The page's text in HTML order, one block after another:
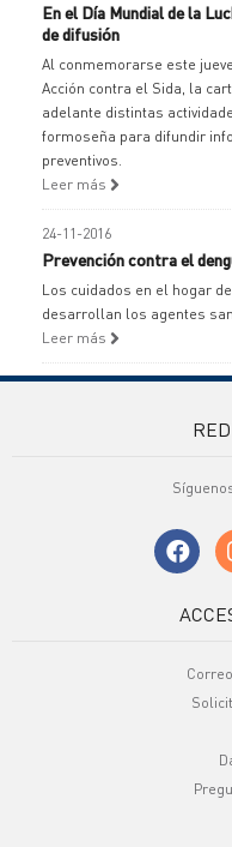
En el Día Mundial de la
de difusión
Al conmemorarse este
Acción contra el Sida, la
adelante distintas
formoseña para difundir
preventivos.
Leer más
24-11-2016
Prevención contra el
Los cuidados en el hogar
desarrollan los agentes
Leer más